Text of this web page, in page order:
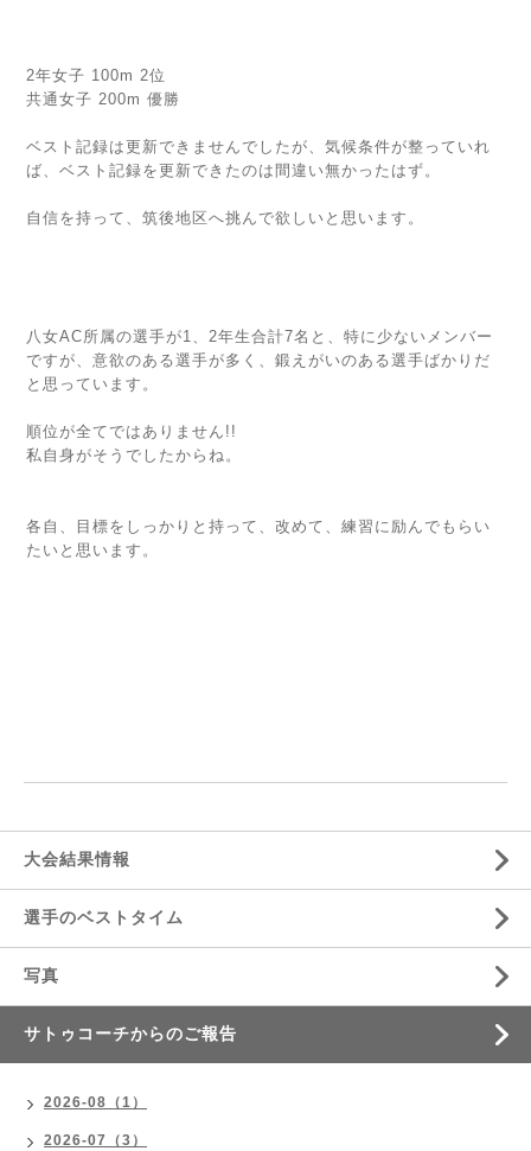
2年女子 100m 2位
共通女子 200m 優勝
ベスト記録は更新できませんでしたが、気候条件が整っていれ
ば、ベスト記録を更新できたのは間違い無かったはず。
自信を持って、筑後地区へ挑んで欲しいと思います。
八女AC所属の選手が1、2年生合計7名と、特に少ないメンバー
ですが、意欲のある選手が多く、鍛えがいのある選手ばかりだ
と思っています。
順位が全てではありません!!
私自身がそうでしたからね。
各自、目標をしっかりと持って、改めて、練習に励んでもらい
たいと思います。
大会結果情報
選手のベストタイム
写真
サトゥコーチからのご報告
2026-08（1）
2026-07（3）